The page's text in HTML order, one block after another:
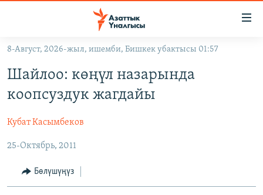
Навигацияга
өтүңүз
салыңызКЫРГЫЗСТАН
САЯСАТ
ЭКОНОМИКА
МАДАНИЯТ
ДҮЙНӨ
БОРБОР АЗИЯ
УКРАИНА
АТАЙЫН ИЛИКТӨӨ
ТВ ПРОГРАММАЛАР
БҮГҮН АЗАТТЫКТА
ПОДКАСТ
8-Август, 2026-жыл, ишемби, Бишкек убактысы 01:57
Шайлоо: көңүл назарында
коопсуздук жагдайы
Кубат Касымбеков
25-Октябрь, 2011
Бөлүшүңүз